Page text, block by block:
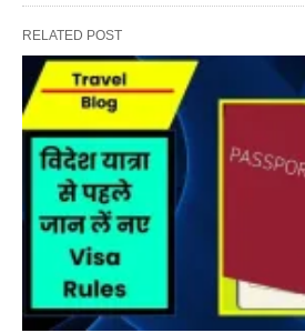
RELATED POST